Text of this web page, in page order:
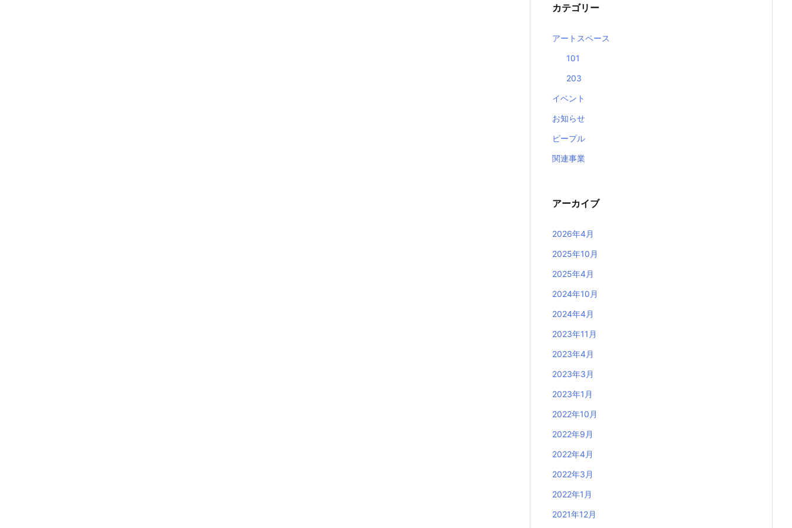
カテゴリー
アートスペース
101
203
イベント
お知らせ
ピープル
関連事業
アーカイブ
2026年4月
2025年10月
2025年4月
2024年10月
2024年4月
2023年11月
2023年4月
2023年3月
2023年1月
2022年10月
2022年9月
2022年4月
2022年3月
2022年1月
2021年12月